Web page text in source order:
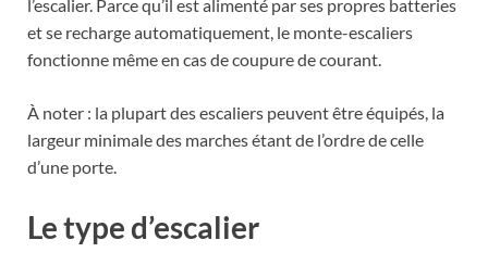
l’escalier. Parce qu’il est alimenté par ses propres batteries
et se recharge automatiquement, le monte-escaliers
fonctionne même en cas de coupure de courant.
À noter : la plupart des escaliers peuvent être équipés, la
largeur minimale des marches étant de l’ordre de celle
d’une porte.
Le type d’escalier